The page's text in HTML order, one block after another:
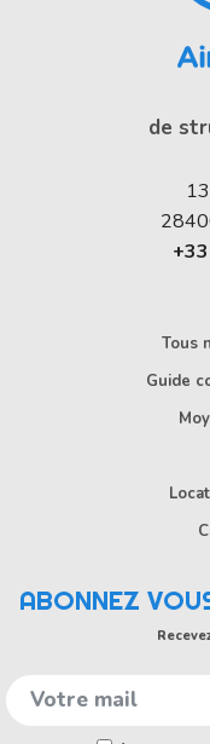
de
Tous
Guide
ABONNEZ